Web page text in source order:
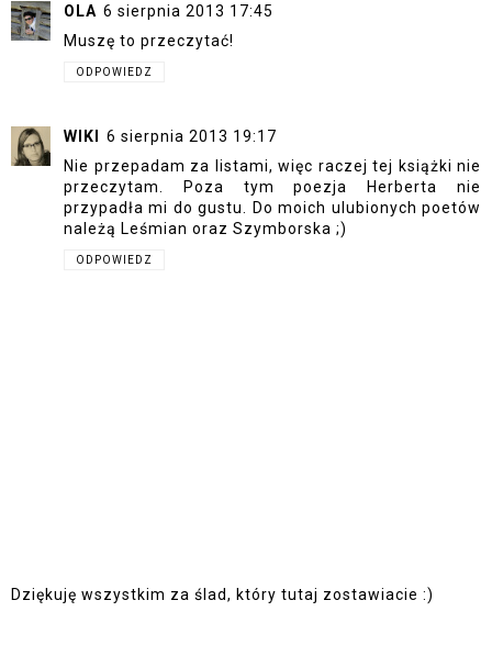
OLA 6 sierpnia 2013 17:45
Muszę to przeczytać!
ODPOWIEDZ
WIKI
6 sierpnia 2013 19:17
Nie przepadam za listami, więc raczej tej książki nie
przeczytam. Poza tym poezja Herberta nie
przypadła mi do gustu. Do moich ulubionych poetów
należą Leśmian oraz Szymborska ;)
ODPOWIEDZ
Dziękuję wszystkim za ślad, który tutaj zostawiacie :)